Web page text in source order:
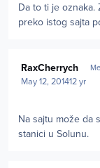
Da to ti je oznaka.
preko istog sajta
RaxCherrych
May 12, 201412 yr
Na sajtu može da
stanici u Solunu.